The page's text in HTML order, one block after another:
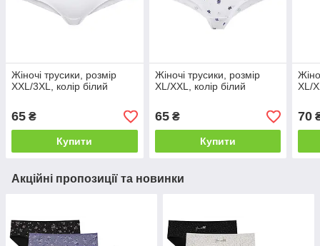
Жіночі трусики, розмір
XXL/3XL, колір білий
65 ₴
Купити
Жіночі трусики, розмір
XL/XXL, колір білий
65₴
Купити
XL/
70
Акційні пропозиції та новинки